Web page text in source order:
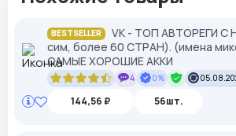
BESTSELLER
VK - ТОП АВТОРЕГИ
сим, более 60 СТРАН). (имена
САМЫЕ ХОРОШИЕ АККИ
4 0%
144,56 ₽ 56шт.